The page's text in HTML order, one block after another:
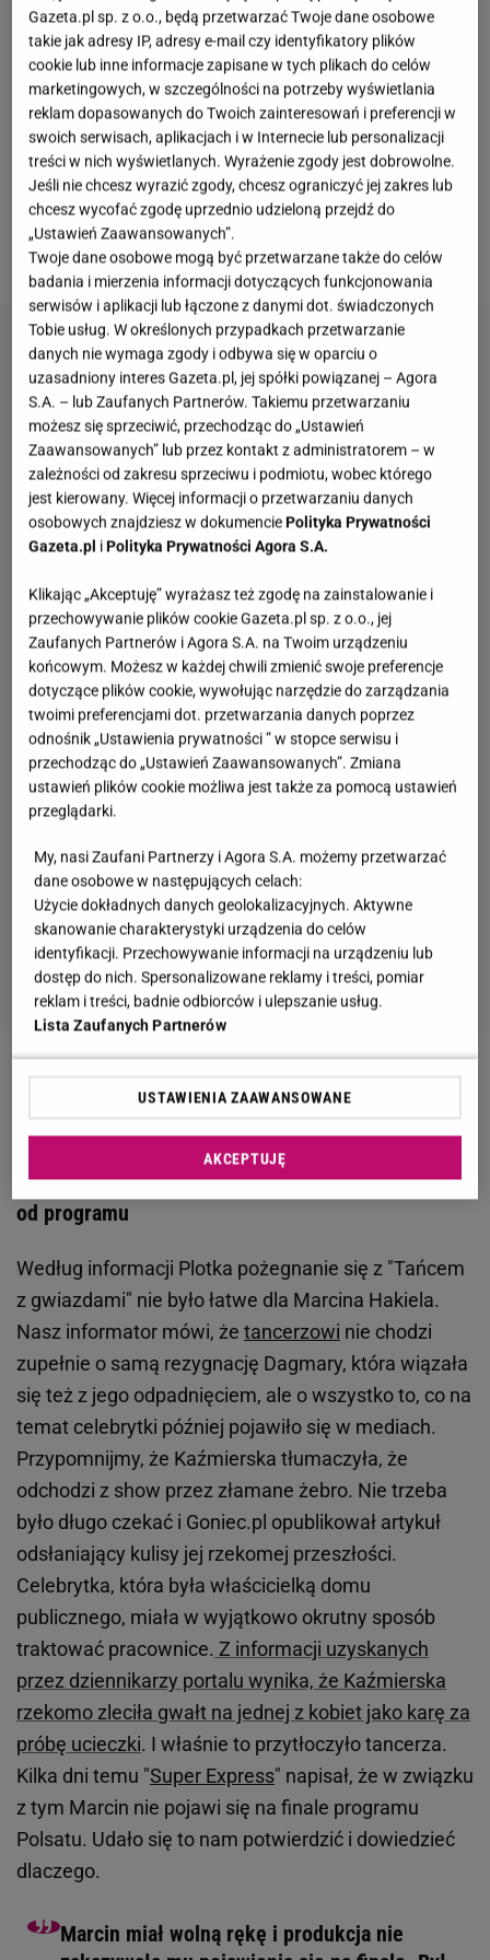
związku z ostatnimi doniesieniami o jej mrocznej
przeszłości. Pojawia się więc pytanie, co w takim
razie z Bogu ducha winnymMarcinem Hakielem
który jej partnerował w show? Czy z podniesioną
głową wróci do formatu, by w tej edycji po raz
ostatni popisać się tanecznym talentem? A może
dostał zakaz od produkcji? Wszystkiego się
dowiedzieliśmy.
Zobacz wideoFilip Chajzer po odpadnięciu z "TzG"
zajął się kebabem. Jak mu idzie biznes?
Finał "Tańca z gwiazdami". Marcin Hakiel odcina się
od programu
Według informacji Plotka pożegnanie się z "Tańcem
z gwiazdami" nie było łatwe dla Marcina Hakiela.
Nasz informator mówi, że tancerzowi nie chodzi
zupełnie o samą rezygnację Dagmary, która wiązała
się też z jego odpadnięciem, ale o wszystko to, co na
temat celebrytki później pojawiło się w mediach.
Przypomnijmy, że Kaźmierska tłumaczyła, że
odchodzi z show przez złamane żebro. Nie trzeba
było długo czekać i Goniec.pl opublikował artykuł
odsłaniający kulisy jej rzekomej przeszłości.
Celebrytka, która była właścicielką domu
publicznego, miała w wyjątkowo okrutny sposób
traktować pracownice. Z informacji uzyskanych
przez dziennikarzy portalu wynika, że Kaźmierska
rzekomo zleciła gwałt na jednej z kobiet jako karę za
próbę ucieczki. I właśnie to przytłoczyło tancerza.
Kilka dni temu "Super Express" napisał, że w związku
z tym Marcin nie pojawi się na finale programu
Polsatu. Udało się to nam potwierdzić i dowiedzieć
dlaczego.
Marcin miał wolną rękę i produkcja nie
Gazeta.pl sp. z o.o., będą przetwarzać Twoje dane osobowe
takie jak adresy IP, adresy e-mail czy identyfikatory plików
cookie lub inne informacje zapisane w tych plikach do celów
marketingowych, w szczególności na potrzeby wyświetlania
reklam dopasowanych do Twoich zainteresowań i preferencji w
swoich serwisach, aplikacjach i w Internecie lub personalizacji
treści w nich wyświetlanych. Wyrażenie zgody jest dobrowolne.
Jeśli nie chcesz wyrazić zgody, chcesz ograniczyć jej zakres lub
chcesz wycofać zgodę uprzednio udzieloną przejdź do
„Ustawień Zaawansowanych”.
Twoje dane osobowe mogą być przetwarzane także do celów
badania i mierzenia informacji dotyczących funkcjonowania
serwisów i aplikacji lub łączone z danymi dot. świadczonych
Tobie usług. W określonych przypadkach przetwarzanie
danych nie wymaga zgody i odbywa się w oparciu o
uzasadniony interes Gazeta.pl, jej spółki powiązanej – Agora
S.A. – lub Zaufanych Partnerów. Takiemu przetwarzaniu
możesz się sprzeciwić, przechodząc do „Ustawień
Zaawansowanych” lub przez kontakt z administratorem – w
zależności od zakresu sprzeciwu i podmiotu, wobec którego
jest kierowany. Więcej informacji o przetwarzaniu danych
osobowych znajdziesz w dokumenciePolityka Prywatności
Gazeta.pl iPolityka Prywatności Agora S.A.
Klikając „Akceptuję” wyrażasz też zgodę na zainstalowanie i
przechowywanie plików cookie Gazeta.pl sp. z o.o., jej
Zaufanych Partnerów i Agora S.A. na Twoim urządzeniu
końcowym. Możesz w każdej chwili zmienić swoje preferencje
dotyczące plików cookie, wywołując narzędzie do zarządzania
twoimi preferencjami dot. przetwarzania danych poprzez
odnośnik „Ustawienia prywatności ” w stopce serwisu i
przechodząc do „Ustawień Zaawansowanych”. Zmiana
ustawień plików cookie możliwa jest także za pomocą ustawień
przeglądarki.
My, nasi Zaufani Partnerzy i Agora S.A. możemy przetwarzać
dane osobowe w następujących celach:
Użycie dokładnych danych geolokalizacyjnych. Aktywne
skanowanie charakterystyki urządzenia do celów
identyfikacji. Przechowywanie informacji na urządzeniu lub
dostęp do nich. Spersonalizowane reklamy i treści, pomiar
reklam i treści, badnie odbiorców i ulepszanie usług.
Lista Zaufanych Partnerów
USTAWIENIA ZAAWANSOWANE
AKCEPTUJĘ